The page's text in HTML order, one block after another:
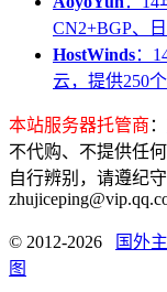
CN2+BGP、
HostWinds：
云，提供250
本站服务器托管商 ：
不代购、不提供任
自行辨别，请遵纪
© 2012-2026 国外
图